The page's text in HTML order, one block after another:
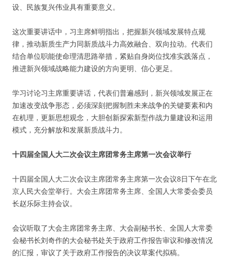
设、民族复兴伟业具有重要意义。
这次重要讲话中，习主席鲜明指出，把握新兴领域发展特点规
律，推动新质生产力同新质战斗力高效融合、双向拉动。代表们
结合单位职能使命理清思路举措，紧贴自身岗位找准实践落点，
推进新兴领域战略能力建设的方向更明、信心更足。
学习讨论习主席重要讲话，代表们普遍感到，新兴领域发展正在
加速改变战争形态，必须深刻把握制胜未来战争的关键要素和内
在机理，更新思想观念，大胆创新探索新型作战力量建设和运用
模式，充分解放和发展新质战斗力。
十四届全国人大二次会议主席团常务主席第一次会议举行
十四届全国人大二次会议主席团常务主席第一次会议8日下午在北
京人民大会堂举行。大会主席团常务主席、全国人大常委会委员
长赵乐际主持会议。
会议听取了大会主席团常务主席、大会副秘书长、全国人大常委
会秘书长刘奇作的大会秘书处关于政府工作报告审议和修改情况
的汇报，审议了关于政府工作报告的决议草案代拟稿。